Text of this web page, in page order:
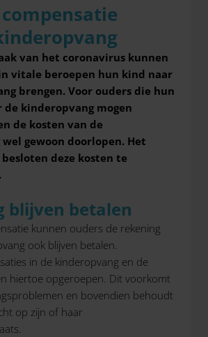
van het coronavirus kunnen
vitale beroepen hun kind naar
brengen. Voor ouders die hun
kinderopvang mogen
de kosten van de
gewoon doorlopen. Het
deze kosten te
blijven betalen
kunnen ouders de rekening
ook blijven betalen.
in de kinderopvang en de
hiertoe opgeroepen. Dit voorkomt
en bovendien behoudt
op zijn of haar